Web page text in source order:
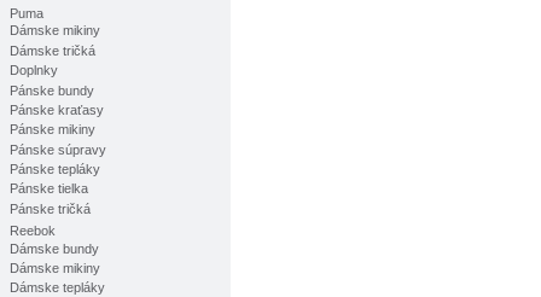
Puma
Dámske mikiny
Dámske tričká
Doplnky
Pánske bundy
Pánske kraťasy
Pánske mikiny
Pánske súpravy
Pánske tepláky
Pánske tielka
Pánske tričká
Reebok
Dámske bundy
Dámske mikiny
Dámske tepláky